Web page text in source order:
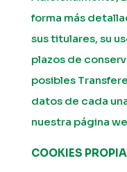
forma más
sus titulares, su
plazos de
posibles
datos de cada
nuestra página
COOKIES